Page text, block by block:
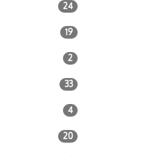
24
19
2
33
4
20